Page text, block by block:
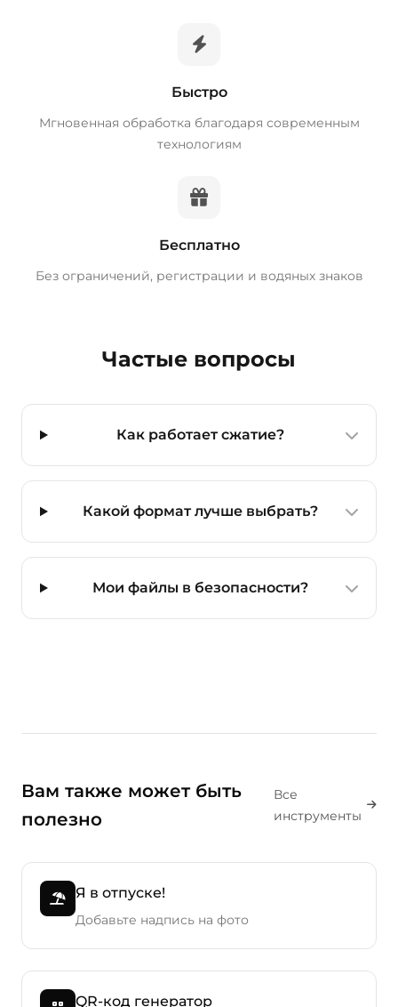
Быстро
Мгновенная обработка благодаря современным
технологиям
Бесплатно
Без ограничений, регистрации и водяных знаков
Частые вопросы
Как работает сжатие?
Какой формат лучше выбрать?
Мои файлы в безопасности?
Вам также может быть
полезно
Все
инструменты
Я в отпуске!
Добавьте надпись на фото
QR-код генератор